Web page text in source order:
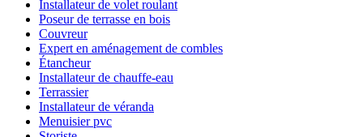
Installateur de volet roulant
Poseur de terrasse en bois
Couvreur
Expert en aménagement de combles
Étancheur
Installateur de chauffe-eau
Terrassier
Installateur de véranda
Menuisier pvc